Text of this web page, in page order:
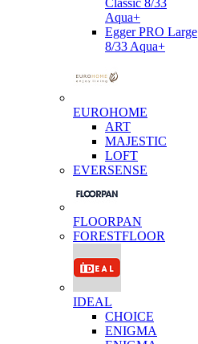
Classic 8/33
Aqua+
Egger PRO Large
8/33 Aqua+
EUROHOME
ART
MAJESTIC
LOFT
EVERSENSE
FLOORPAN
FORESTFLOOR
IDEAL
CHOICE
ENIGMA